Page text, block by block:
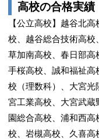
高校の合格実績
【公立高校】越谷北
校、越谷総合技術高校
草加南高校、春日部
手桜高校、誠和福祉高
校（理数科）、大宮
宮工業高校、大宮武
園総合高校、浦和西
校、岩槻高校、久喜高